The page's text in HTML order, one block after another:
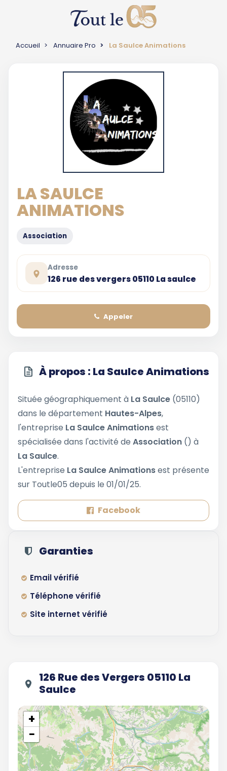
Accueil Annuaire Pro La Saulce Animations
LA SAULCE
ANIMATIONS
Association
Adresse
126 rue des vergers 05110 La saulce
Appeler
À propos : La Saulce Animations
Située géographiquement à La Saulce (05110)
dans le département Hautes-Alpes,
l'entreprise La Saulce Animationsest
spécialisée dans l'activité de Association () à
La Saulce.
L'entreprise La Saulce Animationsest présente
sur Toutle05 depuis le 01/01/25.
Facebook
Garanties
Email vérifié
Téléphone vérifié
Site internet vérifié
126 Rue des Vergers 05110 La
Saulce
+
−